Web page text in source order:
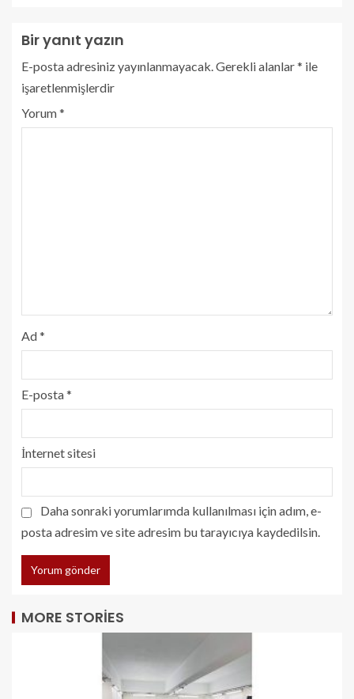
Bir yanıt yazın
E-posta adresiniz yayınlanmayacak.Gerekli alanlar* ile
işaretlenmişlerdir
Yorum*
Ad*
E-posta*
İnternet sitesi
Daha sonraki yorumlarımda kullanılması için adım, e-
posta adresim ve site adresim bu tarayıcıya kaydedilsin.
MORE STORIES